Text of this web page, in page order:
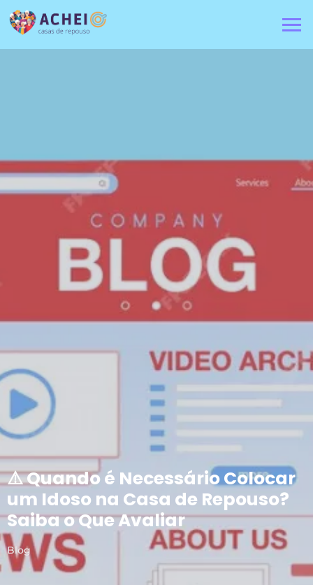
⚠️ Quando é Necessário Colocar
um Idoso na Casa de Repouso?
Saiba o Que Avaliar
Blog